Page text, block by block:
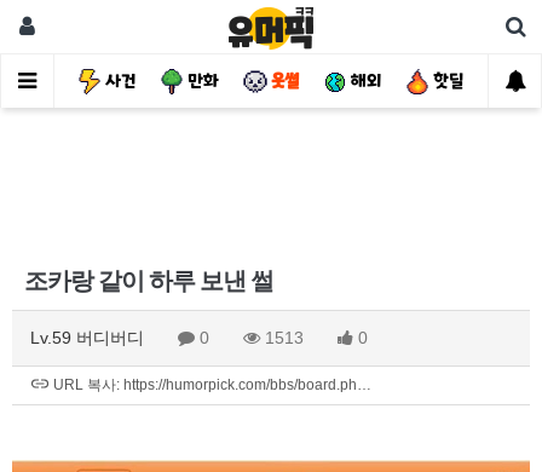
유머 사건 만화 웃썰 해외 핫딜 자
조카랑 같이 하루 보낸 썰
Lv.59 버디버디 0 1513 0
URL 복사: https://humorpick.com/bbs/board.ph…